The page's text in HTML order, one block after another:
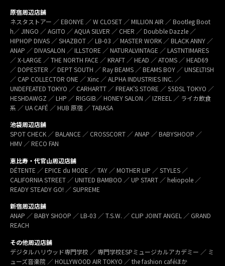
原宿周辺店舗
ネスタストアー ／ EBONYE ／ W CLOSET ／ MILLION AIR ／ Bootleg Boot
h／ JINGO ／ AGITO ／ AQUA SILVER ／ CHER ／ Doubble Dazzle ／
HIPHOP DIVAS ／ SHAZBOT ／ LB-03 ／ MASTER WORK ／ BLACK ANNY ／
ANAP ／ DIVASALON ／ ILLSTORE ／ NATURALVINTAGE ／ LASTNTIMARES
／ X-LARGE ／ THE NORTH FACE ／ KRAFT ／ HEAD ／ ATOMS ／ HEAD69
／ DOPESTER ／ DEPT SOUTH ／ Ray BEAMS ／ BEAMS BOY ／ UNSELTISH
／ CAP COLLECTOR ONE ／ Xinc ／ ALPHA INDUSTRIES INC. ／
UNDEFEATED TOKYO ／ CARHARTT ／ FREAK’S STORE ／ 55DSL TOKYO ／
HESHDAWGZ ／ LHP ／ RIGGIB／ HONEY SALON ／ IZREEL ／ ライカ飲食
系 ／ UA CAFÉ ／ HUB 原宿 ／ TABASA
池袋周辺店舗
SPOT CHECK ／ BALANCE ／ CROSSCORT ／ ANAP ／ BABYSHOOP ／
HMV ／ RECO FAN
恵比寿・代官山周辺店舗
DÉTENTE ／ EPICE du MODE ／ TAY ／ MOTHER LIP ／ STYLES ／
CALIFORNIA STREET ／ UNITED BAMBOO ／ UP START ／ heliopole ／
READY STEADY GO! ／ SUPREME
新宿周辺店舗
ANAP ／ BABY SHOOP ／ LB-03 ／ T.S.W. ／ CLIP JOINT ANGEL ／ GRAND
REACH
その他周辺店舗
デジタルハリウッド専門学校 ／ 専門学校ESPミュージカルアカデミー ／ ミ
ューズ音楽院 ／ HOLLYWOOD AIR TOKYO ／ the fashion caféほか